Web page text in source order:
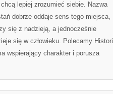
lepiej zrozumieć siebie. Nazwa
dobrze oddaje sens tego miejsca,
się z nadzieją, a jednocześnie
się w człowieku. Polecamy
wspierający charakter i porusza